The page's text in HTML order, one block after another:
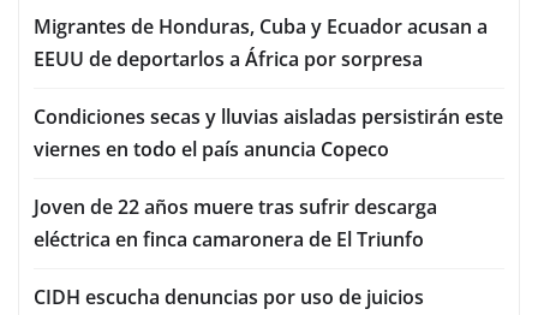
Migrantes de Honduras, Cuba y Ecuador acusan a
EEUU de deportarlos a África por sorpresa
Condiciones secas y lluvias aisladas persistirán este
viernes en todo el país anuncia Copeco
Joven de 22 años muere tras sufrir descarga
eléctrica en finca camaronera de El Triunfo
CIDH escucha denuncias por uso de juicios